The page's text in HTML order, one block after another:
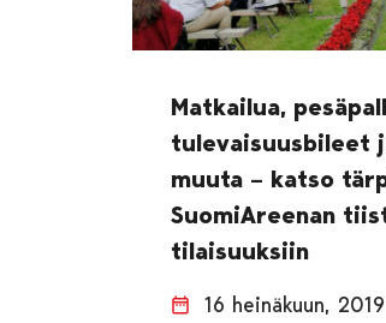
Matkailua,
tulevaisuusbileet
muuta – katso
SuomiAreenan
tilaisuuksiin
16 heinäkuun, 2019